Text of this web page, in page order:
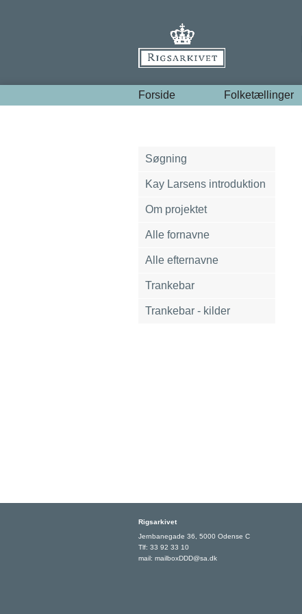
Forside Folketællinger
Søgning
Kay Larsens introduktion
Om projektet
Alle fornavne
Alle efternavne
Trankebar
Trankebar - kilder
Rigsarkivet
Jernbanegade 36, 5000 Odense C
Tlf: 33 92 33 10
mail: mailboxDDD@sa.dk